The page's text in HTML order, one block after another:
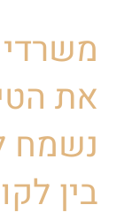
את
נשמח
בין